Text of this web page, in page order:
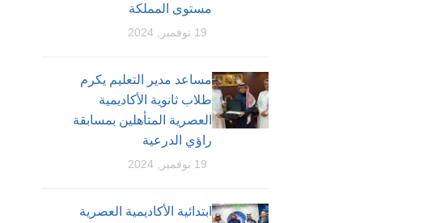
مستوى المملكة
19 نوفمبر, 2024
مساعد مدير التعليم يكرم
طلاب ثانوية الأكاديمية
العصرية المتأهلين بمسابقة
راؤي الدرعية
19 نوفمبر, 2024
ابتدائية الأكاديمية العصرية